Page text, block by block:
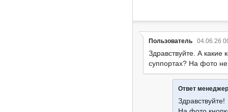
Пользователь 04.06.26
Здравствуйте. А
суппортах? На фото
Ответ
Здравствуйте!